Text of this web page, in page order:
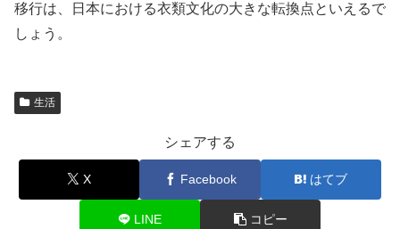
移行は、日本における衣類文化の大きな転換点といえるで
しょう。
生活
シェアする
X Facebook はてブ
LINE コピー